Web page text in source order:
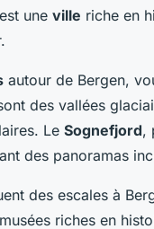
une ville riche en
autour de Bergen,
des vallées
Le Sognefjord,
des panoramas
des escales à
riches en